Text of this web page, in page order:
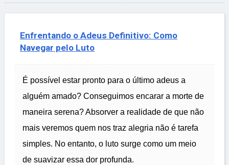
Enfrentando o Adeus Definitivo: Como
Navegar pelo Luto
É possível estar pronto para o último adeus a
alguém amado? Conseguimos encarar a morte de
maneira serena? Absorver a realidade de que não
mais veremos quem nos traz alegria não é tarefa
simples. No entanto, o luto surge como um meio
de suavizar essa dor profunda.